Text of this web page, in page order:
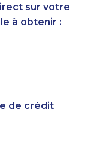
sur votre
à obtenir :
de crédit